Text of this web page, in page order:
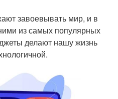
завоевывать мир, и в
из самых популярных
делают нашу жизнь